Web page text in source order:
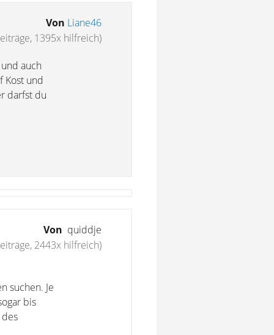
Von Liane46
1395x hilfreich)
auch
Kost und
darfst du
Von quiddje
2443x hilfreich)
suchen. Je
bis